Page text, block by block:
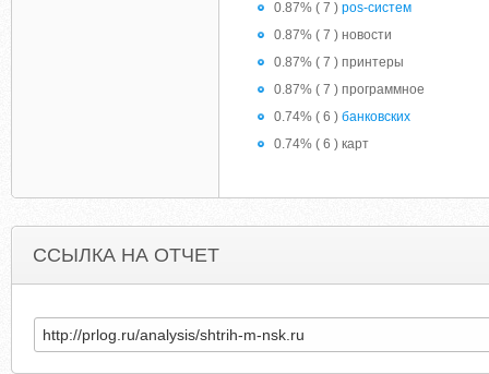
0.87% ( 7 ) pos-систем
0.87% ( 7 ) новости
0.87% ( 7 ) принтеры
0.87% ( 7 ) программное
0.74% ( 6 ) банковских
0.74% ( 6 ) карт
ССЫЛКА НА ОТЧЕТ